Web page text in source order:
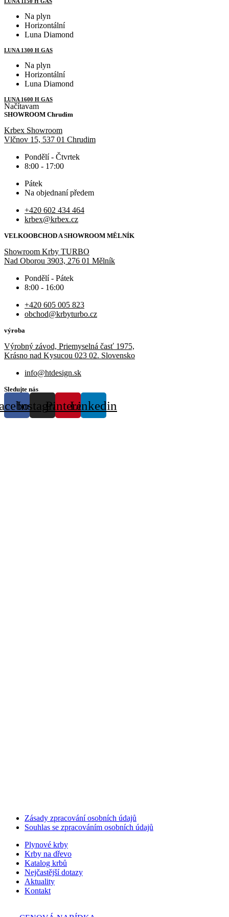
Na plyn
Horizontální
Luna Diamond
LUNA 1300 H GAS
Na plyn
Horizontální
Luna Diamond
LUNA 1600 H GAS
Načítavam
SHOWROOM Chrudim
Krbex Showroom
Vlčnov 15, 537 01 Chrudim
Pondělí - Čtvrtek
8:00 - 17:00
Pátek
Na objednaní předem
+420 602 434 464
krbex@krbex.cz
VELKOOBCHOD A SHOWROOM MĚLNÍK
Showroom Krby TURBO
Nad Oborou 3903, 276 01 Mělník
Pondělí - Pátek
8:00 - 16:00
+420 605 005 823
obchod@krbyturbo.cz
výroba
Výrobný závod, Priemyselná časť 1975,
Krásno nad Kysucou 023 02. Slovensko
info@htdesign.sk
Sledujte nás
InstagramPinterestLinkedin
Zásady zpracování osobních údajů
Souhlas se zpracováním osobních údajů
Plynové krby
Krby na dřevo
Katalog krbů
Nejčastější dotazy
Aktuality
Kontakt